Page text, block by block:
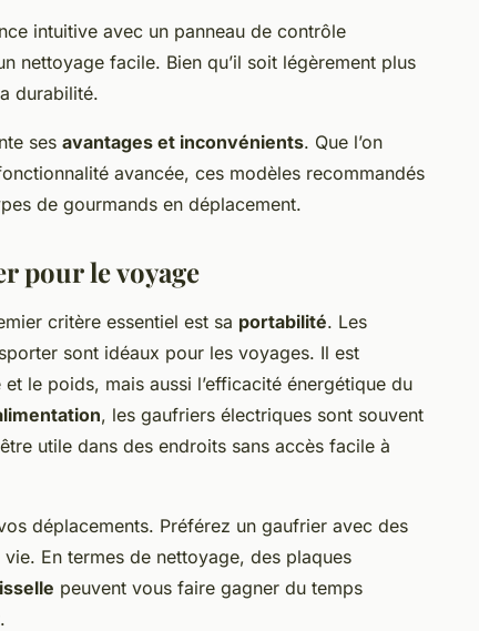
intuitive avec un panneau de contrôle
nettoyage facile. Bien qu’il soit légèrement plus
durabilité.
ses avantages et inconvénients. Que l’on
avancée, ces modèles recommandés
de gourmands en déplacement.
pour le voyage
critère essentiel est sa portabilité. Les
sont idéaux pour les voyages. Il est
le poids, mais aussi l’efficacité énergétique du
, les gaufriers électriques sont souvent
utile dans des endroits sans accès facile à
déplacements. Préférez un gaufrier avec des
En termes de nettoyage, des plaques
peuvent vous faire gagner du temps